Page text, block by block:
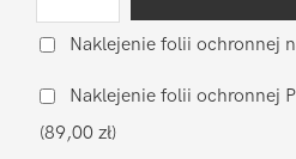
wyświetlacza
iPhone
16
Naklejenie folii ochronnej
Naklejenie folii ochronnej
(89,00 zł)